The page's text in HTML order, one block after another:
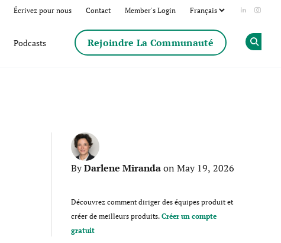
Écrivez pour nous Contact Member's Login Add us
Podcasts Rejoindre La Communauté
ByDarlene Mirandaon May 19, 2026
Découvrez comment diriger des équipes produit et
créer de meilleurs produits.Créer un compte
gratuit